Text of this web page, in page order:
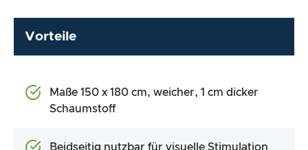
Vorteile
Maße 150 x 180 cm, weicher, 1 cm dicker
Schaumstoff
Beidseitig nutzbar für visuelle Stimulation